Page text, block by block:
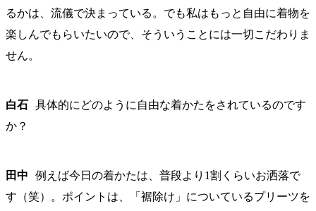
るかは、流儀で決まっている。でも私はもっと自由に着物を
楽しんでもらいたいので、そういうことには一切こだわりま
せん。
白石 具体的にどのように自由な着かたをされているのです
か？
田中
例えば今日の着かたは、普段より1割くらいお洒落で
す（笑）。ポイントは、「裾除け」についているプリーツを